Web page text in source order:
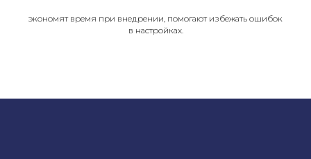
экономят время при внедрении, помогают избежать ошибок
в настройках.